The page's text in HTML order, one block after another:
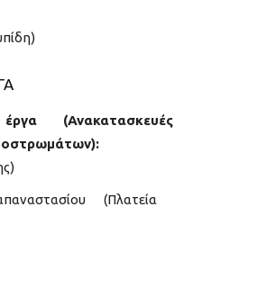
(Ανακατασκευές
(Πλατεία